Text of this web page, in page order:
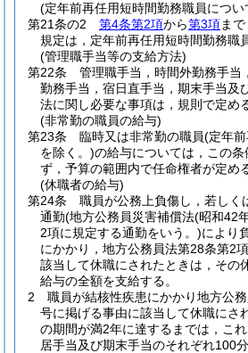
(定年前再任用短時間勤務職員につい
第21条の2
第4条第2項から第3項まで
規定は，定年前再任用短時間勤務職
(管理職手当等の支給方法)
第22条
管理職手当，時間外勤務手当
勤務手当，宿日直手当，期末手当及
法に関し必要な事項は，規則で定める
(非常勤の職員の給与)
第23条
臨時又は非常勤の職員(定年
を除く。)の給与については，この
ず，予算の範囲内で任命権者が定め
(休職者の給与)
第24条
職員が公務上負傷し，若しく
通勤(地方公務員災害補償法(昭和42
2項に規定する通勤をいう。)により
にかかり，地方公務員法第28条第2
該当して休職にされたときは，その
給与の全額を支給する。
2
職員が結核性疾患にかかり地方公
号に掲げる事由に該当して休職にさ
の期間が満2年に達するまでは，こ
居手当及び期末手当のそれぞれ100